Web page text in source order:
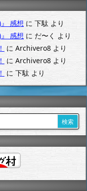
感想に下駄より
感想にだ〜く より
に Archivero8 より
に Archivero8より
に下駄より